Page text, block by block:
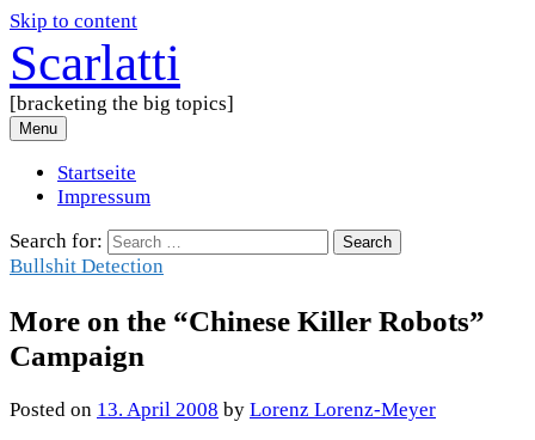
Skip to content
Scarlatti
[bracketing the big topics]
Menu
Startseite
Impressum
Search for:
Bullshit Detection
More on the “Chinese Killer Robots”
Campaign
Posted on 13. April 2008 by Lorenz Lorenz-Meyer